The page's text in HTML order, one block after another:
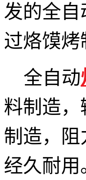
发的全自
过烙馍烤
全自动
料制造
制造，
经久耐用